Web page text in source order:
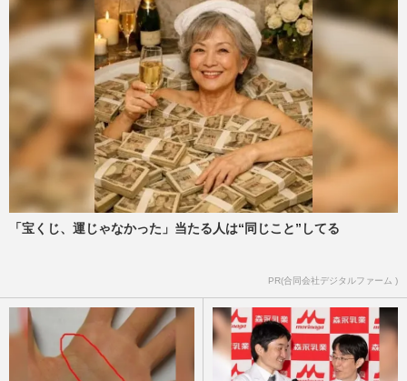
「宝くじ、運じゃなかった」当たる人は“同じこと”してる
PR(合同会社デジタルファーム )